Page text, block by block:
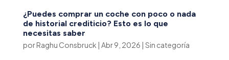
¿Puedes comprar un coche con poco o nada
de historial crediticio? Esto es lo que
necesitas saber
porRaghu Consbruck | Abr 9, 2026 | Sin categoría